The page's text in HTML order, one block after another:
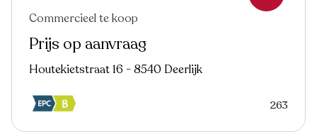
Commercieel te koop
Prijs op aanvraag
Houtekietstraat 16 - 8540 Deerlijk
263